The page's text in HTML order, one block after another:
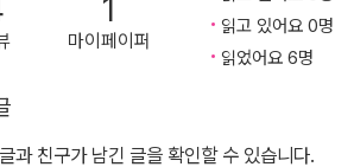
는다. 달콤한 빵과 과자를 좋아하는 찍찍이
길을 지나는 동물들에게 과자를 내놓으라고
이라고 하소연하지만, 찍찍이는 그것마저
이의 심술은 나날이 고약해져 거미한테서
1
마이페이퍼
읽고 있어요 0명
읽었어요 6명
과 친구가 남긴 글을 확인할 수 있습니다.